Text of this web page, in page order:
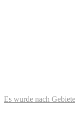
Es wurde nach